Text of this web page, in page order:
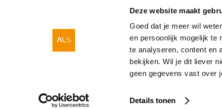
Deze website maakt
Goed dat je meer wil
en persoonlijk mogelijk te
te analyseren, content en
bekijken. Wil je dit liever
geen gegevens vast over
Details tonen
Stichting ALS Nederland.